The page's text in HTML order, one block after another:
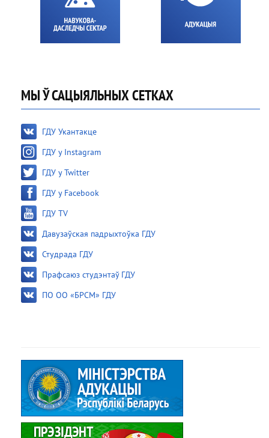
МЫ Ў САЦЫЯЛЬНЫХ СЕТКАХ
ГДУ Укантакце
ГДУ у Instagram
ГДУ у Twitter
ГДУ у Facebook
ГДУ TV
Давузаўская падрыхтоўка ГДУ
Студрада ГДУ
Прафсаюз студэнтаў ГДУ
ПО ОО «БРСМ» ГДУ